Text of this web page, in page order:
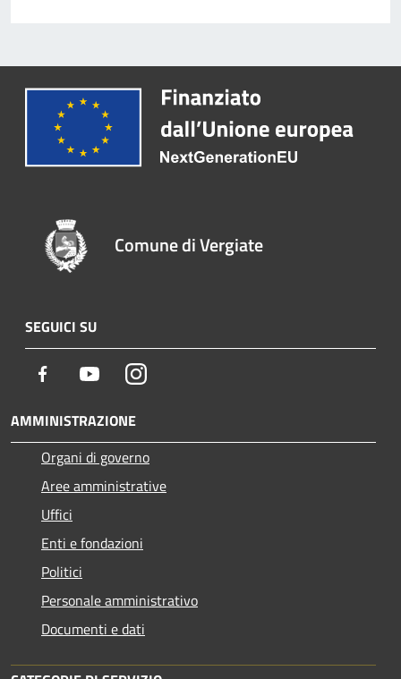
Comune di Vergiate
SEGUICI SU
Facebook YoutubeInstagram
AMMINISTRAZIONE
Organi di governo
Aree amministrative
Uffici
Enti e fondazioni
Politici
Personale amministrativo
Documenti e dati